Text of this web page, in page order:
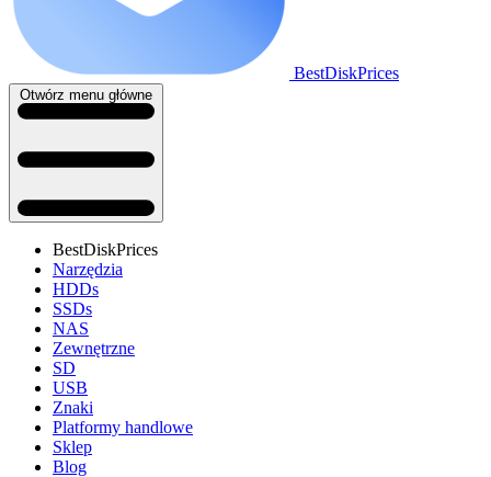
BestDiskPrices
Otwórz menu główne
BestDiskPrices
Narzędzia
HDDs
SSDs
NAS
Zewnętrzne
SD
USB
Znaki
Platformy handlowe
Sklep
Blog